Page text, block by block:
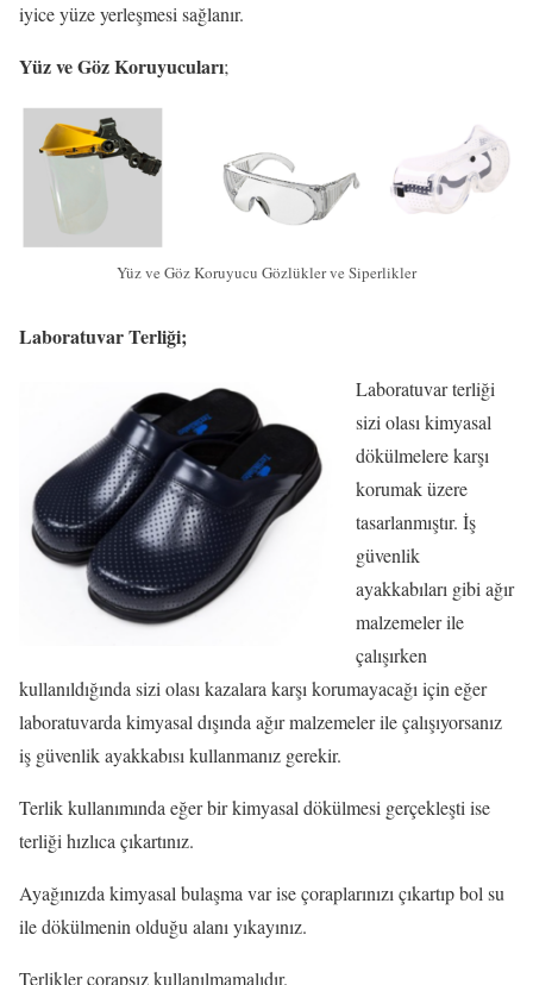
iyice yüze yerleşmesi sağlanır.
Yüz ve Göz Koruyucuları;
Yüz ve Göz Koruyucu Gözlükler ve Siperlikler
Laboratuvar Terliği;
Laboratuvar terliği
sizi olası kimyasal
dökülmelere karşı
korumak üzere
tasarlanmıştır. İş
güvenlik
ayakkabıları gibi ağır
malzemeler ile
çalışırken
kullanıldığında sizi olası kazalara karşı korumayacağı için eğer
laboratuvarda kimyasal dışında ağır malzemeler ile çalışıyorsanız
iş güvenlik ayakkabısı kullanmanız gerekir.
Terlik kullanımında eğer bir kimyasal dökülmesi gerçekleşti ise
terliği hızlıca çıkartınız.
Ayağınızda kimyasal bulaşma var ise çoraplarınızı çıkartıp bol su
ile dökülmenin olduğu alanı yıkayınız.
Terlikler çorapsız kullanılmamalıdır.